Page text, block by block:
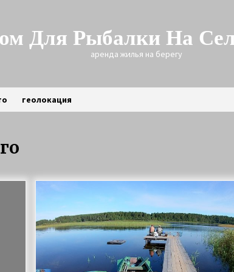
Для Рыбалки На
аренда жилья на берегу
геолокация
3 года ago
Рыбалка на Селигере на щуку
6 лет ago